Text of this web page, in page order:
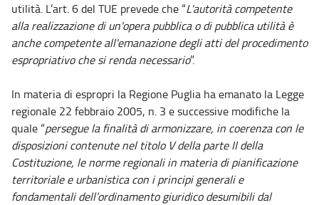
utilità. L’art. 6 del TUE prevede che “L'autorità competente
alla realizzazione di un'opera pubblica o di pubblica utilità è
anche competente all'emanazione degli atti del procedimento
espropriativo che si renda necessario”.
In materia di espropri la Regione Puglia ha emanato la Legge
regionale 22 febbraio 2005, n. 3 e successive modifiche la
quale “persegue la finalità di armonizzare, in coerenza con le
disposizioni contenute nel titolo V della parte II della
Costituzione, le norme regionali in materia di pianificazione
territoriale e urbanistica con i principi generali e
fondamentali dell’ordinamento giuridico desumibili dal